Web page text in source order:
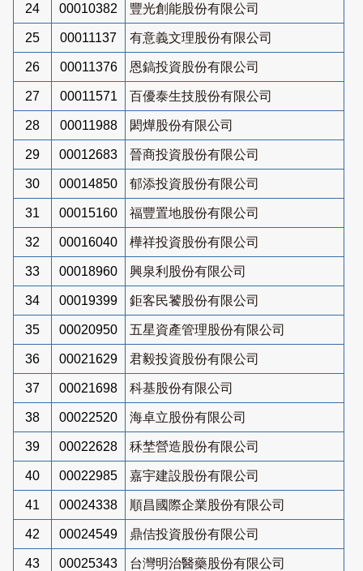
24 00010382 豐光創能股份有限公司
25 00011137 有意義文理股份有限公司
26 00011376 恩鎬投資股份有限公司
27 00011571 百優泰生技股份有限公司
28 00011988 閎燁股份有限公司
29 00012683 晉商投資股份有限公司
30 00014850 郁添投資股份有限公司
31 00015160 福豐置地股份有限公司
32 00016040 樺祥投資股份有限公司
33 00018960 興泉利股份有限公司
34 00019399 鉅客民饕股份有限公司
35 00020950 五星資產管理股份有限公司
36 00021629 君毅投資股份有限公司
37 00021698 科基股份有限公司
38 00022520 海卓立股份有限公司
39 00022628 秝埜營造股份有限公司
40 00022985 嘉宇建設股份有限公司
41 00024338 順昌國際企業股份有限公司
42 00024549 鼎佶投資股份有限公司
43 00025343 台灣明治醫藥股份有限公司